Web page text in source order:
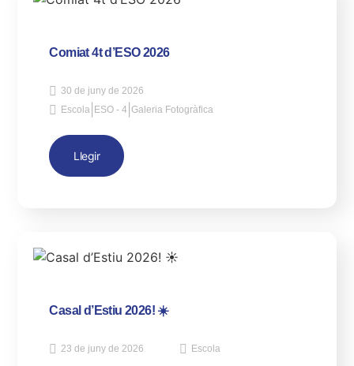
Comiat 4t d’ESO 2026
30 de juny de 2026
Escola ESO - 4 |Galeria Fotogràfica
Llegir
Casal d’Estiu 2026! ☀️
23 de juny de 2026 Escola